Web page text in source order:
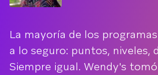
La mayoría de los
a lo seguro: puntos, niveles,
Siempre igual. Wendy's